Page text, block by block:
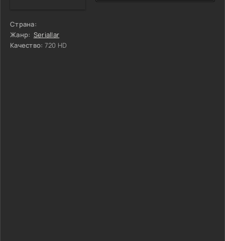
Страна:
Жанр: Seriallar
Качество: 720 HD